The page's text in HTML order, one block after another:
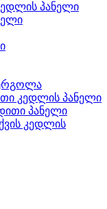
პანელი
კედლის პანელი
პანელი
კედლის